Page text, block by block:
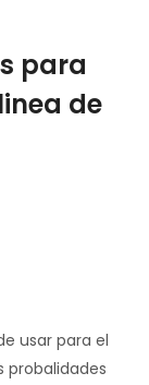
para
de
usar para el
probalidades